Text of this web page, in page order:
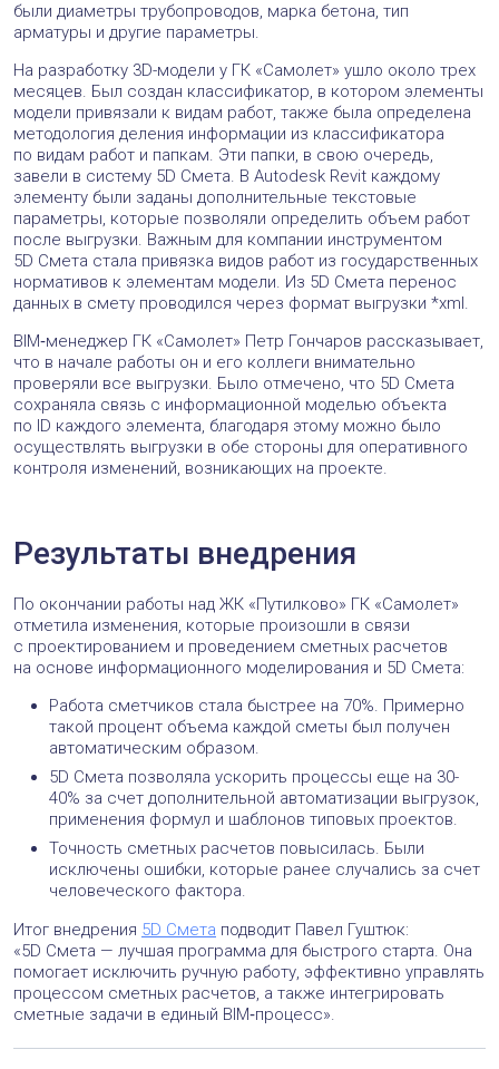
были диаметры трубопроводов, марка бетона, тип
арматуры и другие параметры.
На разработку 3D-модели у ГК «Самолет» ушло около трех
месяцев. Был создан классификатор, в котором элементы
модели привязали к видам работ, также была определена
методология деления информации из классификатора
по видам работ и папкам. Эти папки, в свою очередь,
завели в систему 5D Смета. В Autodesk Revit каждому
элементу были заданы дополнительные текстовые
параметры, которые позволяли определить объем работ
после выгрузки. Важным для компании инструментом
5D Смета стала привязка видов работ из государственных
нормативов к элементам модели. Из 5D Смета перенос
данных в смету проводился через формат выгрузки *xml.
BIM‑менеджер ГК «Самолет» Петр Гончаров рассказывает,
что в начале работы он и его коллеги внимательно
проверяли все выгрузки. Было отмечено, что 5D Смета
сохраняла связь с информационной моделью объекта
по ID каждого элемента, благодаря этому можно было
осуществлять выгрузки в обе стороны для оперативного
контроля изменений, возникающих на проекте.
Результаты внедрения
По окончании работы над ЖК «Путилково» ГК «Самолет»
отметила изменения, которые произошли в связи
с проектированием и проведением сметных расчетов
на основе информационного моделирования и 5D Смета:
Работа сметчиков стала быстрее на 70%. Примерно
такой процент объема каждой сметы был получен
автоматическим образом.
5D Смета позволяла ускорить процессы еще на 30-
40% за счет дополнительной автоматизации выгрузок,
применения формул и шаблонов типовых проектов.
Точность сметных расчетов повысилась. Были
исключены ошибки, которые ранее случались за счет
человеческого фактора.
Итог внедрения 5D Смета подводит Павел Гуштюк:
«5D Смета — лучшая программа для быстрого старта. Она
помогает исключить ручную работу, эффективно управлять
процессом сметных расчетов, а также интегрировать
сметные задачи в единый BIM‑процесс».